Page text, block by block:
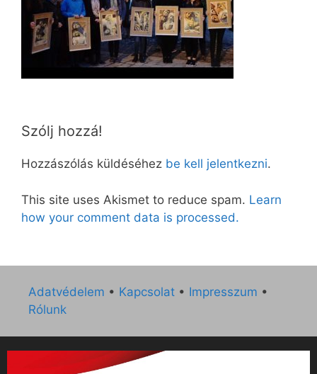
Szólj hozzá!
Hozzászólás küldéséhez be kell jelentkezni.
This site uses Akismet to reduce spam. Learn
how your comment data is processed.
Adatvédelem • Kapcsolat • Impresszum •
Rólunk